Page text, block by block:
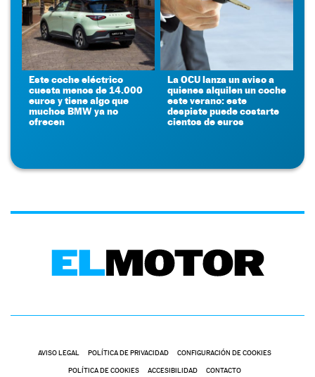
Este coche eléctrico
cuesta menos de 14.000
euros y tiene algo que
muchos BMW ya no
ofrecen
La OCU lanza un aviso a
quienes alquilen un coche
este verano: este
despiste puede costarte
cientos de euros
AVISO LEGAL POLÍTICA DE PRIVACIDAD CONFIGURACIÓN DE COOKIES
POLÍTICA DE COOKIES ACCESIBILIDAD CONTACTO